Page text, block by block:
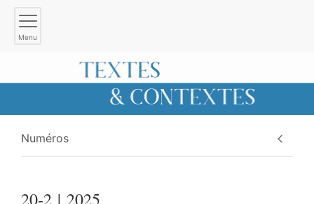
Menu
Numéros
20-2 | 2025